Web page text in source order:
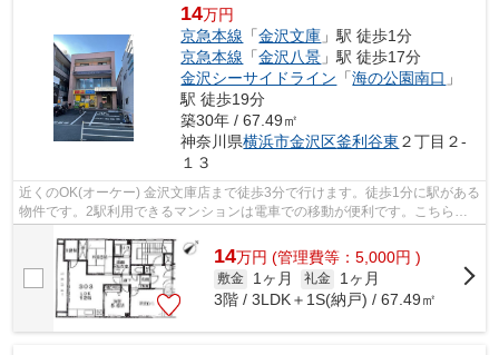
14万円
京急本線 「金沢文庫 」駅 徒歩1分
京急本線 「金沢八景 」駅 徒歩17分
金沢シーサイドライン 「海の公園南口 」
駅 徒歩19分
築30年 / 67.49㎡
神奈川県横浜市金沢区釜利谷東 ２丁目２-
１３
近くのOK(オーケー) 金沢文庫店まで徒歩3分で行けます。徒歩1分に駅がある
物件です。2駅利用できるマンションは電車での移動が便利です。こちらの
14万円 (管理費等：5,000円 )
敷金 1ヶ月 礼金
1ヶ月
3階 / 3LDK＋1S(納戸) / 67.49㎡